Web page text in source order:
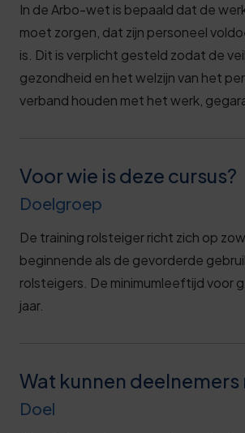
In de Arbo-wet is bepaald dat de
moet zorgen, dat zijn personeel
is. Dit is verplicht gesteld zodat de
gezondheid en het welzijn van het
verband houden met het werk,
Voor wie is deze cursus?
Doelgroep
De training rolsteiger richt zich op
beginnende als de gevorderde
rolsteigers. De minimumleeftijd voor
jaar.
Wat kunnen deelnemers
Doel